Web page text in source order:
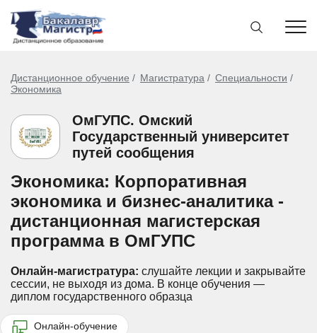
Дистанционное обучение Магистратура
Специальности
Экономика
ОмГУПС. Омский
Государственный университет
путей сообщения
Экономика: Корпоративная
экономика и бизнес-аналитика -
дистанционная магистерская
программа в ОмГУПС
Онлайн-магистратура: слушайте лекции и закрывайте
сессии, не выходя из дома. В конце обучения —
диплом государственного образца
Онлайн-обучение